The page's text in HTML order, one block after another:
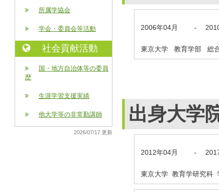
所属学協会
学会・委員会等活動
社会貢献活動
国・地方自治体等の委員
歴
生涯学習支援実績
他大学等の非常勤講師
2026/07/17 更新
2006年04月 -
東京大学 教育学部 総
出身大学
2012年04月 -
東京大学 教育学研究科